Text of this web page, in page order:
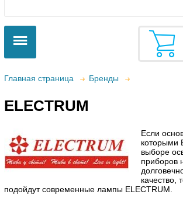
Главная страница Бренды
ELECTRUM
Если
которыми
выборе
приборов
качество,
подойдут современные лампы ELECTRUM.